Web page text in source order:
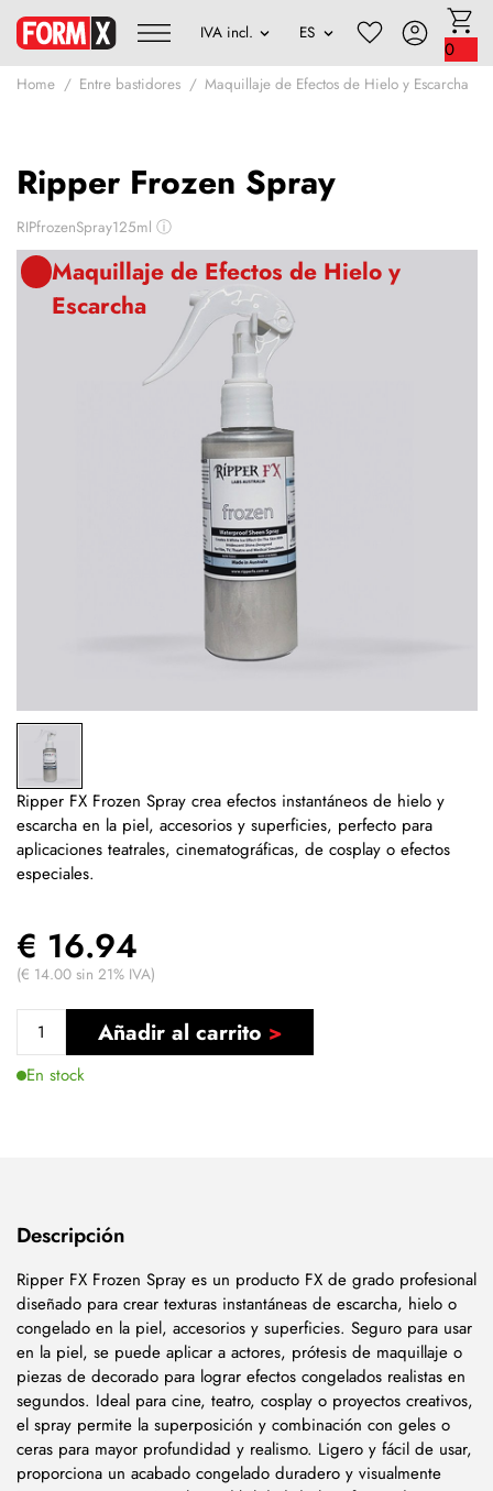
0
Home Entre bastidores Maquillaje de Efectos de Hielo y Escarcha
Ripper Frozen Spray
RIPfrozenSpray125ml ⓘ
Maquillaje de Efectos de Hielo y
Escarcha
Ripper FX Frozen Spray crea efectos instantáneos de hielo y
escarcha en la piel, accesorios y superficies, perfecto para
aplicaciones teatrales, cinematográficas, de cosplay o efectos
especiales.
€ 16.94
(€ 14.00 sin 21% IVA)
Añadir al carrito
En stock
Descripción
Ripper FX Frozen Spray es un producto FX de grado profesional
diseñado para crear texturas instantáneas de escarcha, hielo o
congelado en la piel, accesorios y superficies. Seguro para usar
en la piel, se puede aplicar a actores, prótesis de maquillaje o
piezas de decorado para lograr efectos congelados realistas en
segundos. Ideal para cine, teatro, cosplay o proyectos creativos,
el spray permite la superposición y combinación con geles o
ceras para mayor profundidad y realismo. Ligero y fácil de usar,
proporciona un acabado congelado duradero y visualmente